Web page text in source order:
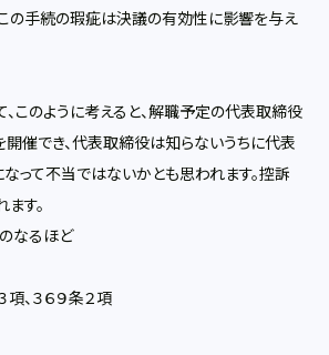
の手続の瑕疵は決議の有効性に影響を与え
このように考えると、解職予定の代表取締役
催でき、代表取締役は知らないうちに代表
って不当ではないかとも思われます。控訴
す。
なるほど
、３６９条２項